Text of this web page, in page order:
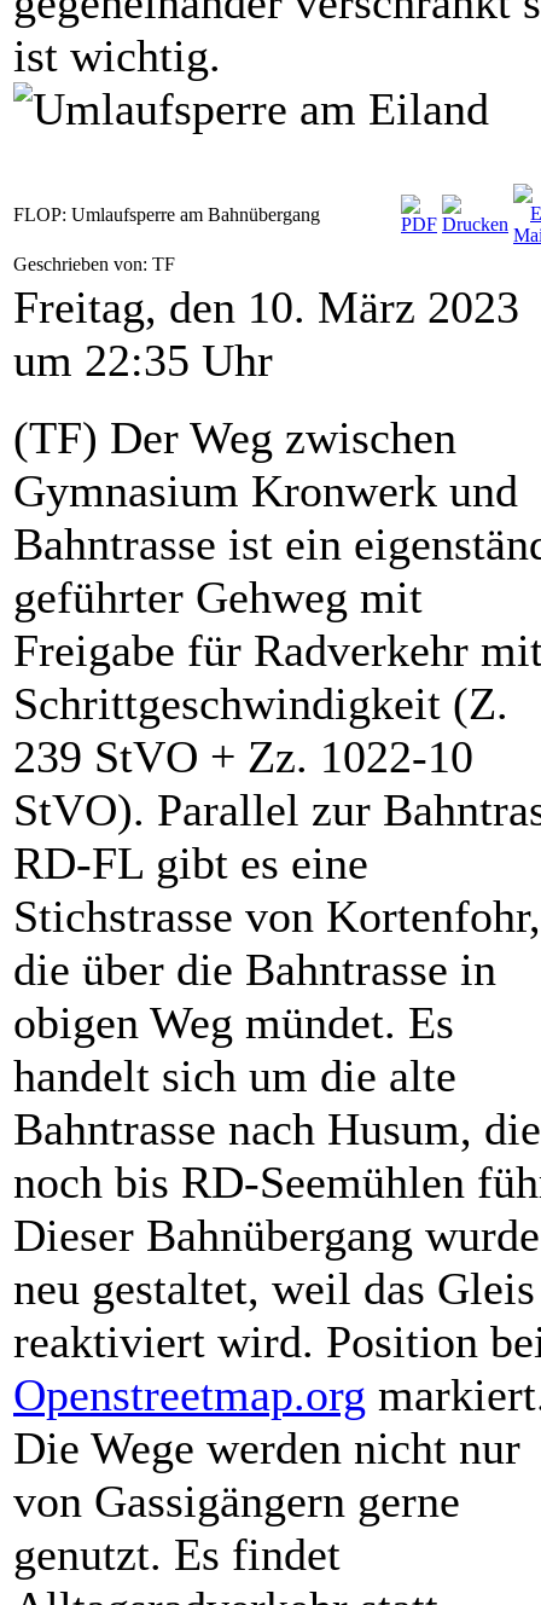
ist wichtig.
FLOP: Umlaufsperre am Bahnübergang
Geschrieben von: TF
Freitag, den 10. März 2023
um 22:35 Uhr
(TF) Der Weg zwischen
Gymnasium Kronwerk und
Bahntrasse ist ein
geführter Gehweg mit
Freigabe für Radverkehr
Schrittgeschwindigkeit (Z.
239 StVO + Zz. 1022-10
StVO). Parallel zur
RD-FL gibt es eine
Stichstrasse von Kortenfohr,
die über die Bahntrasse in
obigen Weg mündet. Es
handelt sich um die alte
Bahntrasse nach Husum, die
noch bis RD-Seemühlen
Dieser Bahnübergang wurde
neu gestaltet, weil das Gleis
reaktiviert wird. Position
Openstreetmap.org
Die Wege werden nicht nur
von Gassigängern gerne
genutzt. Es findet